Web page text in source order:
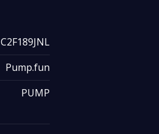
C2F189JNL
Pump.fun
PUMP